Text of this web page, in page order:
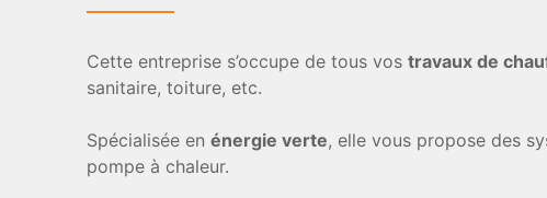
Cette entreprise s’occupe de tous vostravaux de
sanitaire, toiture, etc.
Spécialisée enénergie verte, elle vous propose des
pompe à chaleur.